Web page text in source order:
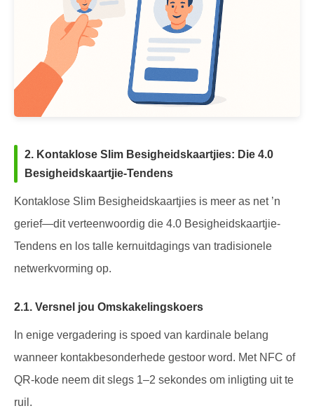
2. Kontaklose Slim Besigheidskaartjies: Die 4.0
Besigheidskaartjie-Tendens
Kontaklose Slim Besigheidskaartjies is meer as net ’n
gerief—dit verteenwoordig die 4.0 Besigheidskaartjie-
Tendens en los talle kernuitdagings van tradisionele
netwerkvorming op.
2.1. Versnel jou Omskakelingskoers
In enige vergadering is spoed van kardinale belang
wanneer kontakbesonderhede gestoor word. Met NFC of
QR-kode neem dit slegs 1–2 sekondes om inligting uit te
ruil.